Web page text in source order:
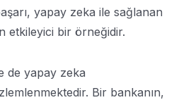
yapay zeka ile sağlanan
etkileyici bir örneğidir.
de yapay zeka
Bir bankanın,